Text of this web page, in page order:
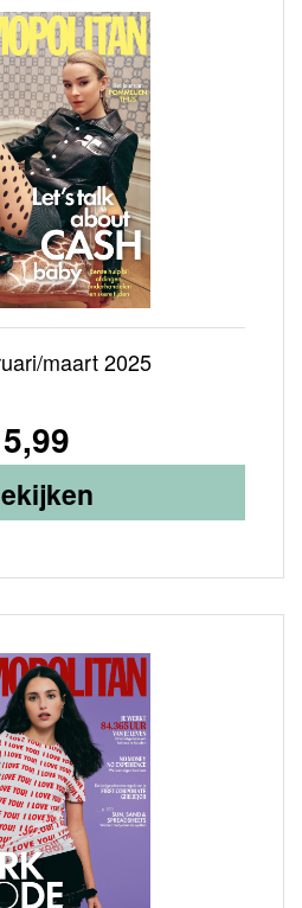
maart 2025
5,99